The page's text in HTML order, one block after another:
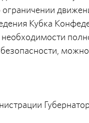
ограничении
Кубка